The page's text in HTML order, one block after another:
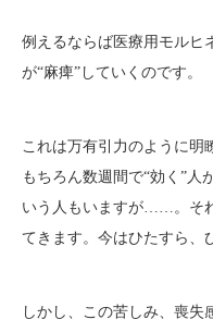
例えるならば医療用モルヒ
が“麻痺”していくのです。
これは万有引力のように明
もちろん数週間で“効く”人
いう人もいますが……。そ
てきます。今はひたすら、
しかし、この苦しみ、喪失